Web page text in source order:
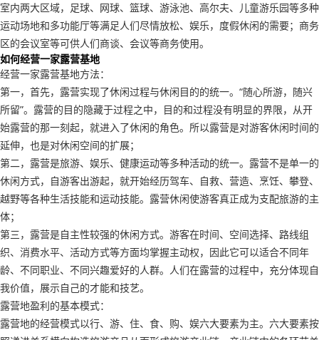
室内两大区域，足球、网球、篮球、游泳池、高尔夫、儿童游乐园等多种
运动场地和多功能厅等满足人们尽情放松、娱乐，度假休闲的需要；商务
区的会议室等可供人们商谈、会议等商务使用。
如何经营一家露营基地
经营一家露营基地方法：
第一，首先，露营实现了休闲过程与休闲目的的统一。“随心所游，随兴
所留”。露营的目的隐藏于过程之中，目的和过程没有明显的界限，从开
始露营的那一刻起，就进入了休闲的角色。所以露营是对游客休闲时间的
延伸，也是对休闲空间的扩展；
第二，露营是旅游、娱乐、健康运动等多种活动的统一。露营不是单一的
休闲方式，自游客出游起，就开始经历驾车、自救、营造、烹饪、攀登、
越野等各种生活技能和运动技能。露营休闲使游客真正成为支配旅游的主
体；
第三，露营是自主性较强的休闲方式。游客在时间、空间选择、路线组
织、消费水平、活动方式等方面均掌握主动权，因此它可以适合不同年
龄、不同职业、不同兴趣爱好的人群。人们在露营的过程中，充分体现自
我价值，展示自己的才能和技艺。
露营地盈利的基本模式：
露营地的经营模式以行、游、住、食、购、娱六大要素为主。六大要素按